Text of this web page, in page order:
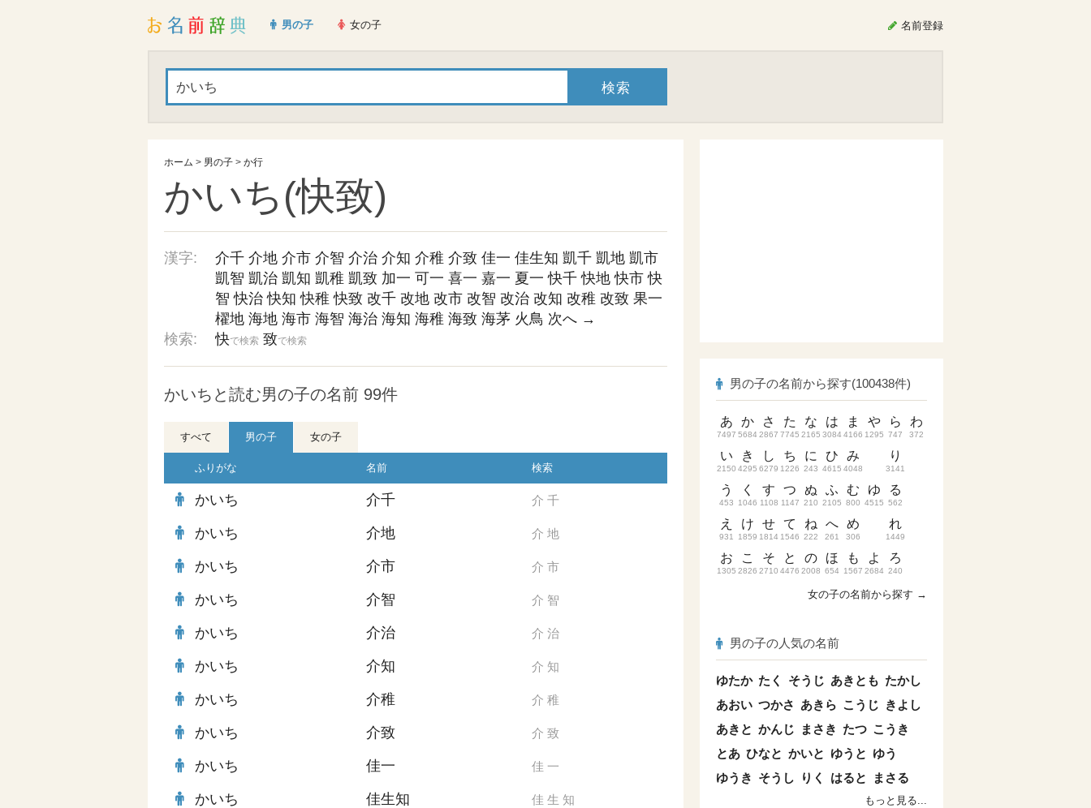
男の子 女の子 名前登録
ホーム > 男の子 > か行
かいち(快致)
漢字: 介千 介地 介市 介智 介治 介知 介稚 介致 佳一 佳生知 凱千 凱地 凱市
凱智 凱治 凱知 凱稚 凱致 加一 可一 喜一 嘉一 夏一 快千 快地 快市 快
智 快治 快知 快稚 快致 改千 改地 改市 改智 改治 改知 改稚 改致 果一
櫂地 海地 海市 海智 海治 海知 海稚 海致 海茅 火鳥 次へ →
検索:
快で検索 致で検索
かいちと読む男の子の名前 99件
すべて 男の子 女の子
ふりがな 名前 検索
かいち 介千 介 千
かいち 介地 介 地
かいち 介市 介 市
かいち 介智 介 智
かいち 介治 介 治
かいち 介知 介 知
かいち 介稚 介 稚
かいち 介致 介 致
かいち 佳一 佳 一
かいち 佳生知 佳 生 知
男の子の名前から探す(100438件)
あ
7497
い
2150
う
453
え
931
お
1305
か
5684
き
4295
く
1046
け
1859
こ
2826
さ
2867
し
6279
す
1108
せ
1814
そ
2710
た
7745
ち
1226
つ
1147
て
1546
と
4476
な
2165
に
243
ぬ
210
ね
222
の
2008
は
3084
ひ
4615
ふ
2105
へ
261
ほ
654
ま
4166
み
4048
む
800
め
306
も
1567
や
1295
ゆ
4515
よ
2684
ら
747
り
3141
る
562
れ
1449
ろ
240
わ
372
女の子の名前から探す →
男の子の人気の名前
ゆたか たく そうじ あきとも たかし
あおい つかさ あきら こうじ きよし
あきと かんじ まさき たつ こうき
とあ ひなと かいと ゆうと ゆう
ゆうき そうし りく はると まさる
もっと見る...